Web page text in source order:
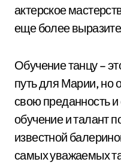
актерское
еще более
Обучение танцу –
путь для Марии, но
свою преданность и
обучение и талант
известной
самых уважаемых